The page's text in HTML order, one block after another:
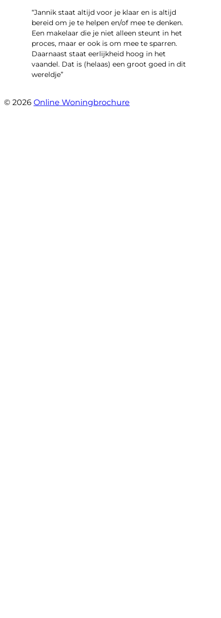
“Jannik staat altijd voor je klaar en is altijd
bereid om je te helpen en/of mee te denken.
Een makelaar die je niet alleen steunt in het
proces, maar er ook is om mee te sparren.
Daarnaast staat eerlijkheid hoog in het
vaandel. Dat is (helaas) een groot goed in dit
wereldje”
© 2026 Online Woningbrochure